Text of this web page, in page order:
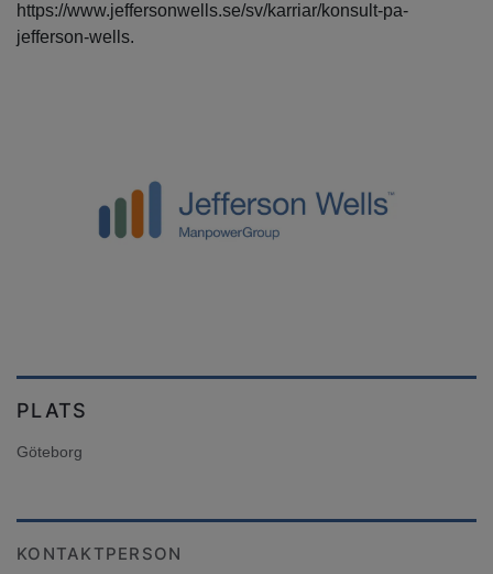
https://www.jeffersonwells.se/sv/karriar/konsult-pa-
jefferson-wells.
PLATS
Göteborg
KONTAKTPERSON